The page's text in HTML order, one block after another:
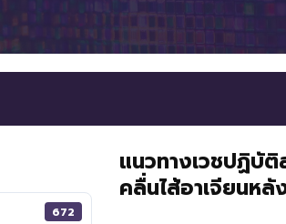
672
แนวทางเวชปฏิบั
คลื่นไส้อาเจียนหลั